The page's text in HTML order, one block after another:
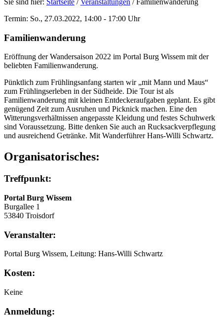
Sie sind hier: Startseite / Veranstaltungen / Familienwanderung
Termin: So., 27.03.2022, 14:00 - 17:00 Uhr
Familienwanderung
Eröffnung der Wandersaison 2022 im Portal Burg Wissem mit der
beliebten Familienwanderung.
Pünktlich zum Frühlingsanfang starten wir „mit Mann und Maus“
zum Frühlingserleben in der Südheide. Die Tour ist als
Familienwanderung mit kleinen Entdeckeraufgaben geplant. Es gibt
genügend Zeit zum Ausruhen und Picknick machen. Eine den
Witterungsverhältnissen angepasste Kleidung und festes Schuhwerk
sind Voraussetzung. Bitte denken Sie auch an Rucksackverpflegung
und ausreichend Getränke. Mit Wanderführer Hans-Willi Schwartz.
Organisatorisches:
Treffpunkt:
Portal Burg Wissem
Burgallee 1
53840 Troisdorf
Veranstalter:
Portal Burg Wissem, Leitung: Hans-Willi Schwartz
Kosten:
Keine
Anmeldung: